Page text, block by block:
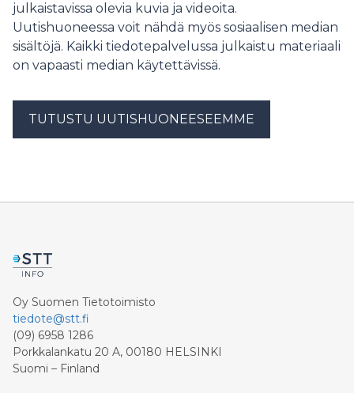
julkaistavissa olevia kuvia ja videoita.
Uutishuoneessa voit nähdä myös sosiaalisen median
sisältöjä. Kaikki tiedotepalvelussa julkaistu materiaali
on vapaasti median käytettävissä.
TUTUSTU UUTISHUONEESEEMME
Oy Suomen Tietotoimisto
tiedote@stt.fi
(09) 6958 1286
Porkkalankatu 20 A, 00180 HELSINKI
Suomi – Finland